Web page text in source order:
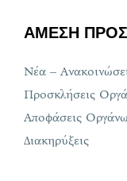
ΑΜΕΣΗ
Νέα –
Προσκλήσεις
Αποφάσεις
Διακηρύξεις